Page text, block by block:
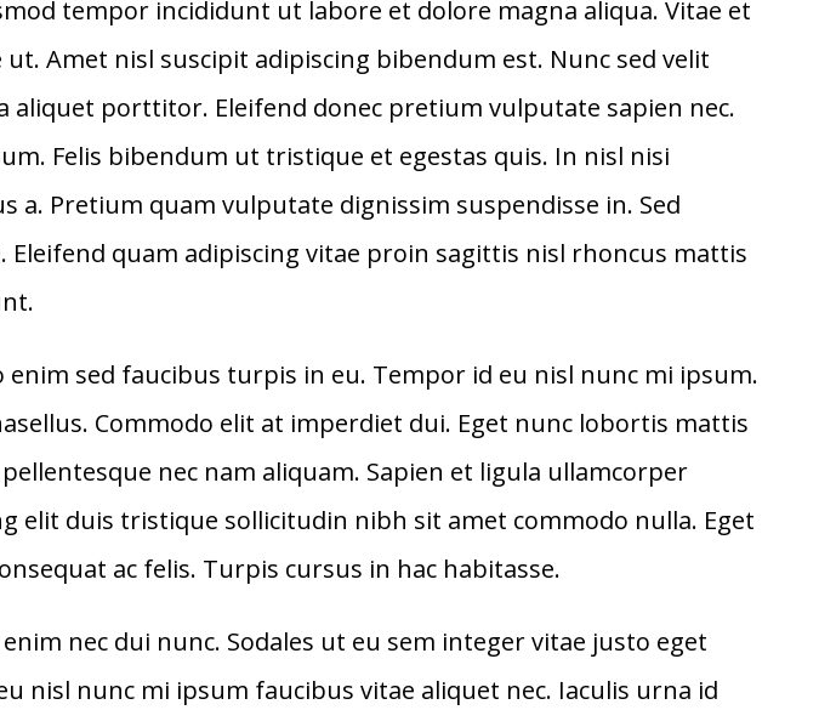
tempor incididunt ut labore et dolore magna aliqua. Vitae et
Amet nisl suscipit adipiscing bibendum est. Nunc sed velit
porttitor. Eleifend donec pretium vulputate sapien nec.
Felis bibendum ut tristique et egestas quis. In nisl nisi
a. Pretium quam vulputate dignissim suspendisse in. Sed
quam adipiscing vitae proin sagittis nisl rhoncus mattis
sed faucibus turpis in eu. Tempor id eu nisl nunc mi ipsum.
Commodo elit at imperdiet dui. Eget nunc lobortis mattis
nec nam aliquam. Sapien et ligula ullamcorper
elit duis tristique sollicitudin nibh sit amet commodo nulla. Eget
ac felis. Turpis cursus in hac habitasse.
nec dui nunc. Sodales ut eu sem integer vitae justo eget
nisl nunc mi ipsum faucibus vitae aliquet nec. Iaculis urna id